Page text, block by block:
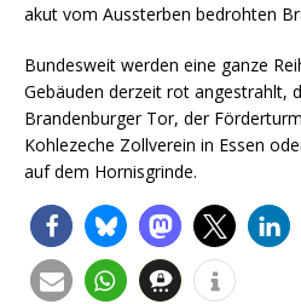
akut vom Aussterben bedrohten
Bundesweit werden eine ganze
Gebäuden derzeit rot angestrahlt,
Brandenburger Tor, der
Kohlezeche Zollverein in Essen
auf dem Hornisgrinde.